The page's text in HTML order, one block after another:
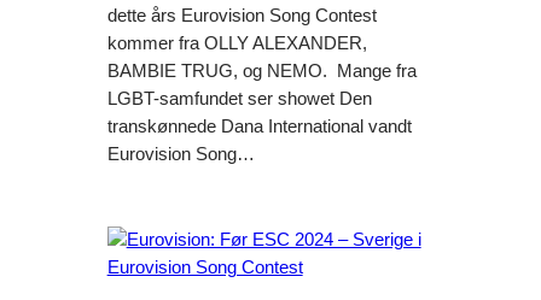
dette års Eurovision Song Contest
kommer fra OLLY ALEXANDER,
BAMBIE TRUG, og NEMO. Mange fra
LGBT-samfundet ser showet Den
transkønnede Dana International vandt
Eurovision Song…